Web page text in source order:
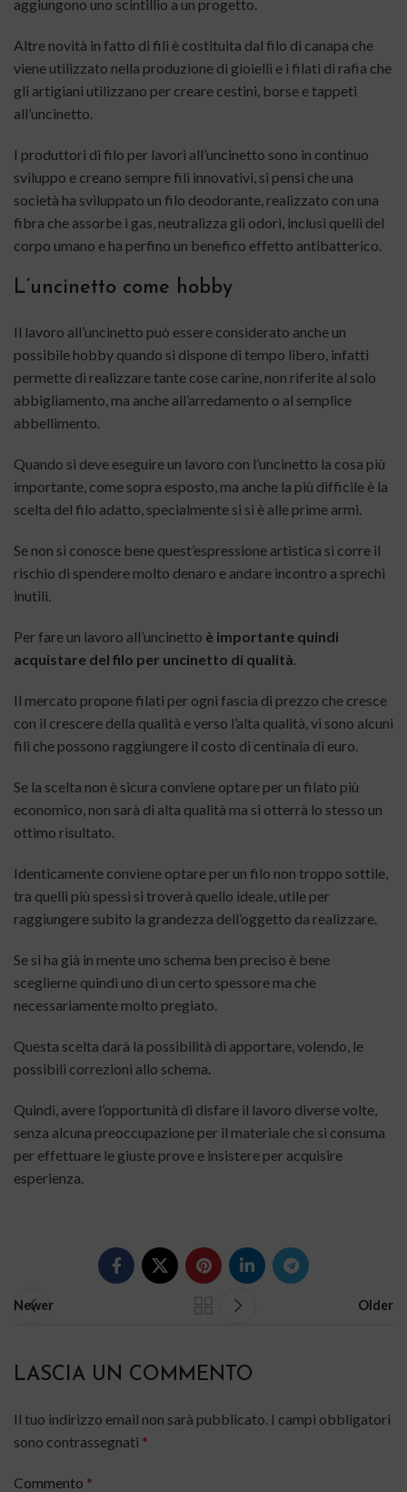
aggiungono uno scintillio a un progetto.
Altre novità in fatto di fili è costituita dal filo di canapa che
viene utilizzato nella produzione di gioielli e i filati di rafia che
gli artigiani utilizzano per creare cestini, borse e tappeti
all’uncinetto.
I produttori di filo per lavori all’uncinetto sono in continuo
sviluppo e creano sempre fili innovativi, si pensi che una
società ha sviluppato un filo deodorante, realizzato con una
fibra che assorbe i gas, neutralizza gli odori, inclusi quelli del
corpo umano e ha perfino un benefico effetto antibatterico.
L’uncinetto come hobby
Il lavoro all’uncinetto può essere considerato anche un
possibile hobby quando si dispone di tempo libero, infatti
permette di realizzare tante cose carine, non riferite al solo
abbigliamento, ma anche all’arredamento o al semplice
abbellimento.
Quando si deve eseguire un lavoro con l’uncinetto la cosa più
importante, come sopra esposto, ma anche la più difficile è la
scelta del filo adatto, specialmente si si è alle prime armi.
Se non si conosce bene quest’espressione artistica si corre il
rischio di spendere molto denaro e andare incontro a sprechi
inutili.
Per fare un lavoro all’uncinetto è importante quindi
acquistare del filo per uncinetto di qualità
Il mercato propone filati per ogni fascia di prezzo che cresce
con il crescere della qualità e verso l’alta qualità, vi sono alcuni
fili che possono raggiungere il costo di centinaia di euro.
Se la scelta non è sicura conviene optare per un filato più
economico, non sarà di alta qualità ma si otterrà lo stesso un
ottimo risultato.
Identicamente conviene optare per un filo non troppo sottile,
tra quelli più spessi si troverà quello ideale, utile per
raggiungere subito la grandezza dell’oggetto da realizzare.
Se si ha già in mente uno schema ben preciso è bene
sceglierne quindi uno di un certo spessore ma che
necessariamente molto pregiato.
Questa scelta darà la possibilità di apportare, volendo, le
possibili correzioni allo schema.
Quindi, avere l’opportunità di disfare il lavoro diverse volte,
senza alcuna preoccupazione per il materiale che si consuma
per effettuare le giuste prove e insistere per acquisire
esperienza.
Newer Older
LASCIA UN COMMENTO
Il tuo indirizzo email non sarà pubblicato. I campi obbligatori
sono contrassegnati *
Commento *